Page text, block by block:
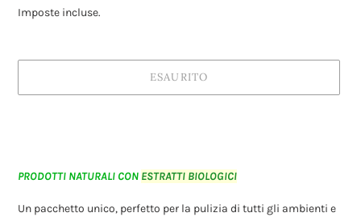
scontato
di
Imposte incluse.
ESAURITO
nel
PRODOTTI NATURALI CON ESTRATTI BIOLOGICI
Un pacchetto unico, perfetto per la pulizia di tutti gli ambienti e